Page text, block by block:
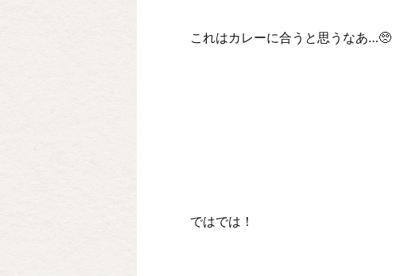
これはカレーに合うと思うなあ…🥺
ではでは！